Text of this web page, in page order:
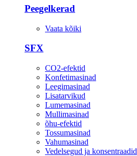
Peegelkerad
Vaata kõiki
SFX
CO2-efektid
Konfetimasinad
Leegimasinad
Lisatarvikud
Lumemasinad
Mullimasinad
õhu-efektid
Tossumasinad
Vahumasinad
Vedelsegud ja konsentraadid